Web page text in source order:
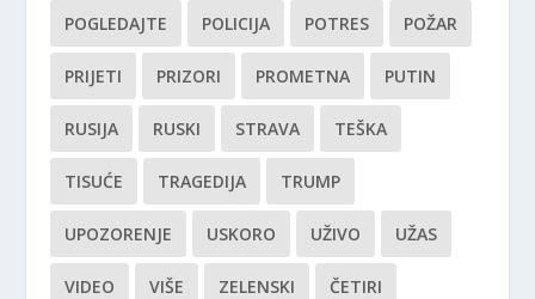
POGLEDAJTE POLICIJA POTRES POŽAR
PRIJETI PRIZORI PROMETNA PUTIN
RUSIJA RUSKI STRAVA TEŠKA
TISUĆE TRAGEDIJA TRUMP
UPOZORENJE USKORO UŽIVO UŽAS
VIDEO VIŠE ZELENSKI ČETIRI